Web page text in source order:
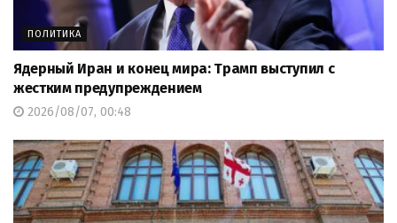
ПОЛИТИКА
Ядерный Иран и конец мира: Трамп выступил с
жестким предупреждением
2026/08/07, 00:48